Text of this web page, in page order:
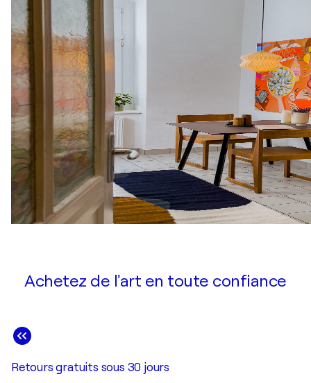
Achetez de l'art en toute confiance
Retours gratuits sous 30 jours